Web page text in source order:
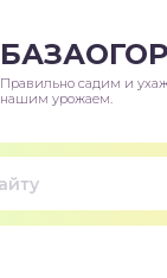
Правильно садим и
нашим урожаем.